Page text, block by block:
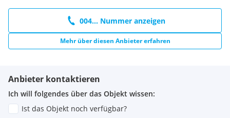
004... Nummer anzeigen
Mehr über diesen Anbieter erfahren
Anbieter kontaktieren
Ich will folgendes über das Objekt wissen:
Ist das Objekt noch verfügbar?